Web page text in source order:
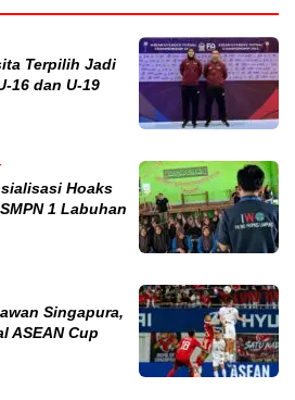
Terpilih Jadi
16 dan U-19
Hoaks
1 Labuhan
Singapura,
ASEAN Cup